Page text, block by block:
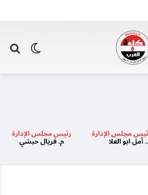
الوضع